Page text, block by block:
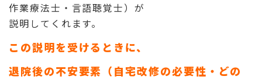
作業療法士・言語聴覚士）が
説明してくれます。
この説明を受けるときに、
退院後の不安要素（自宅改修の必要性・どの